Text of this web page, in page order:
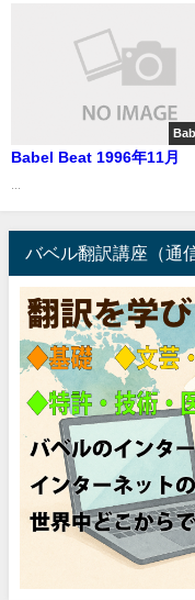
Babel Beat 1996年11月
バベル翻訳講座（通